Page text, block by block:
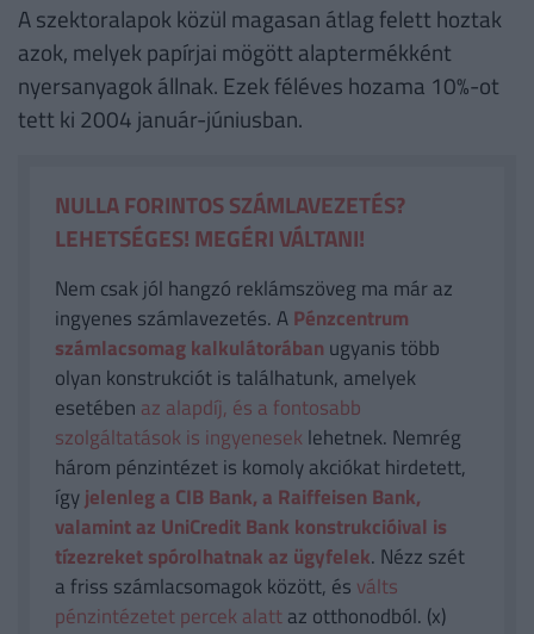
A szektoralapok közül magasan átlag felett hoztak
azok, melyek papírjai mögött alaptermékként
nyersanyagok állnak. Ezek féléves hozama 10%-ot
tett ki 2004 január-júniusban.
NULLA FORINTOS SZÁMLAVEZETÉS?
LEHETSÉGES! MEGÉRI VÁLTANI!
Nem csak jól hangzó reklámszöveg ma már az
ingyenes számlavezetés. APénzcentrum
számlacsomag kalkulátorában ugyanis több
olyan konstrukciót is találhatunk, amelyek
esetében az alapdíj, és a fontosabb
szolgáltatások is ingyenesek lehetnek. Nemrég
három pénzintézet is komoly akciókat hirdetett,
ígyjelenleg a CIB Bank, a Raiffeisen Bank,
valamint az UniCredit Bank konstrukcióival is
tízezreket spórolhatnak az ügyfelek. Nézz szét
a friss számlacsomagok között, és válts
pénzintézetet percek alattaz otthonodból. (x)